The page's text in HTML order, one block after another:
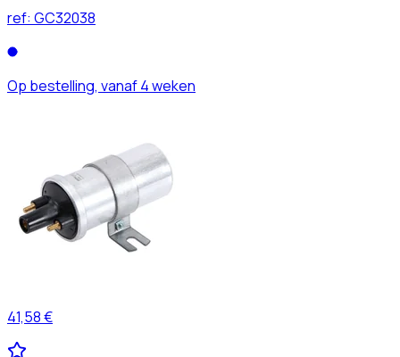
ref: GC32038
Op bestelling, vanaf 4 weken
41,58 €